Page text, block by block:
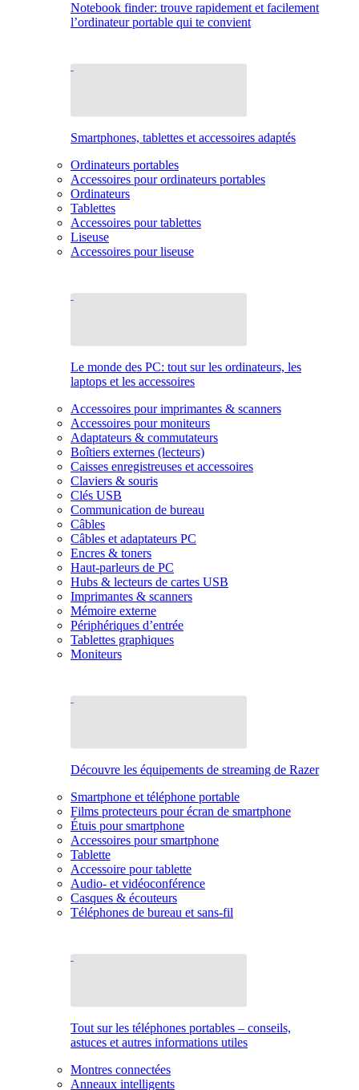
Notebook finder: trouve rapidement et facilement
l’ordinateur portable qui te convient
Smartphones, tablettes et accessoires adaptés
Ordinateurs portables
Accessoires pour ordinateurs portables
Ordinateurs
Tablettes
Accessoires pour tablettes
Liseuse
Accessoires pour liseuse
Le monde des PC: tout sur les ordinateurs, les
laptops et les accessoires
Accessoires pour imprimantes & scanners
Accessoires pour moniteurs
Adaptateurs & commutateurs
Boîtiers externes (lecteurs)
Caisses enregistreuses et accessoires
Claviers & souris
Clés USB
Communication de bureau
Câbles
Câbles et adaptateurs PC
Encres & toners
Haut-parleurs de PC
Hubs & lecteurs de cartes USB
Imprimantes & scanners
Mémoire externe
Périphériques d’entrée
Tablettes graphiques
Moniteurs
Découvre les équipements de streaming de Razer
Smartphone et téléphone portable
Films protecteurs pour écran de smartphone
Étuis pour smartphone
Accessoires pour smartphone
Tablette
Accessoire pour tablette
Audio- et vidéoconférence
Casques & écouteurs
Téléphones de bureau et sans-fil
Tout sur les téléphones portables – conseils,
astuces et autres informations utiles
Montres connectées
Anneaux intelligents